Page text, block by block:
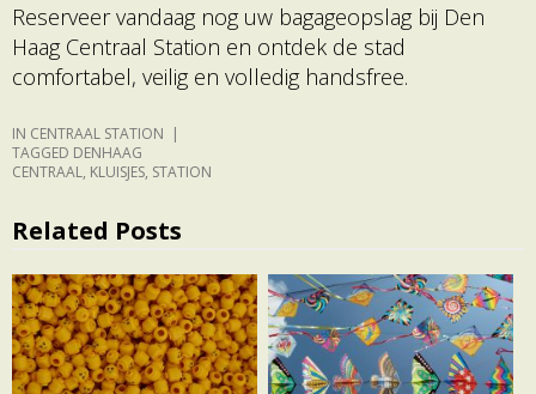
Reserveer vandaag nog uw bagageopslag bij Den
Haag Centraal Station en ontdek de stad
comfortabel, veilig en volledig handsfree.
IN CENTRAAL STATION
TAGGED DENHAAG
CENTRAAL, KLUISJES, STATION
Related Posts